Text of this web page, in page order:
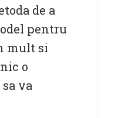
de a
pentru
mult si
o
va